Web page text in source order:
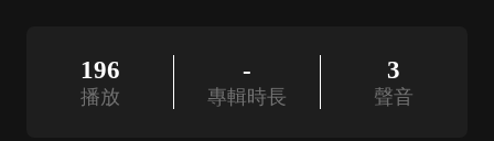
196
播放
-
專輯時長
3
聲音